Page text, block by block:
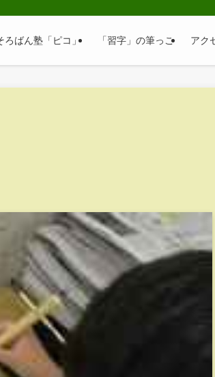
ろばん塾「ピコ」 「習字」の筆っこ アク